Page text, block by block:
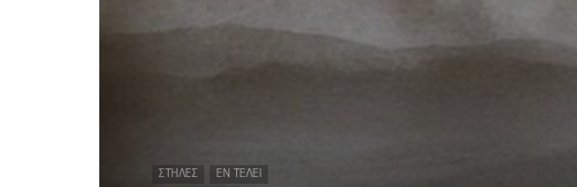
ΣΤΉΛΕΣ ΕΝ ΤΈΛΕΙ